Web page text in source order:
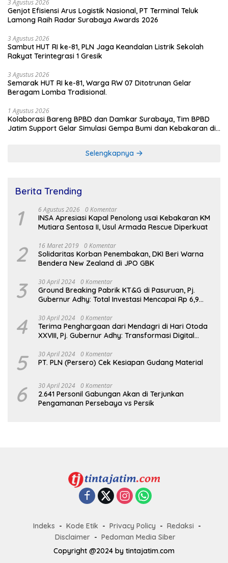
3 Agustus 2026
Genjot Efisiensi Arus Logistik Nasional, PT Terminal Teluk
Lamong Raih Radar Surabaya Awards 2026
3 Agustus 2026
Sambut HUT RI ke-81, PLN Jaga Keandalan Listrik Sekolah
Rakyat Terintegrasi 1 Gresik
3 Agustus 2026
Semarak HUT RI ke-81, Warga RW 07 Ditotrunan Gelar
Beragam Lomba Tradisional.
1 Agustus 2026
Kolaborasi Bareng BPBD dan Damkar Surabaya, Tim BPBD
Jatim Support Gelar Simulasi Gempa Bumi dan Kebakaran di
Selengkapnya
Berita Trending
1 6 Agustus 2026 0 Komentar
INSA Apresiasi Kapal Penolong usai Kebakaran KM
Mutiara Sentosa II, Usul Armada Rescue Diperkuat
2 16 Maret 2019 0 Komentar
Solidaritas Korban Penembakan, DKI Beri Warna
Bendera New Zealand di JPO GBK
3 30 April 2024 0 Komentar
Ground Breaking Pabrik KT&G di Pasuruan, Pj.
Gubernur Adhy: Total Investasi Mencapai Rp 6,9
4 30 April 2024 0 Komentar
Terima Penghargaan dari Mendagri di Hari Otoda
XXVIII, Pj. Gubernur Adhy: Transformasi Digital
Keberhasilan Jatim
5 30 April 2024 0 Komentar
PT. PLN (Persero) Cek Kesiapan Gudang Material
6 30 April 2024 0 Komentar
2.641 Personil Gabungan Akan di Terjunkan
Pengamanan Persebaya vs Persik
Indeks Kode Etik Privacy Policy
Redaksi
Disclaimer
Pedoman Media Siber
Copyright @2024 by tintajatim.com